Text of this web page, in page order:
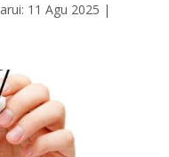
11 Agu 2025 |